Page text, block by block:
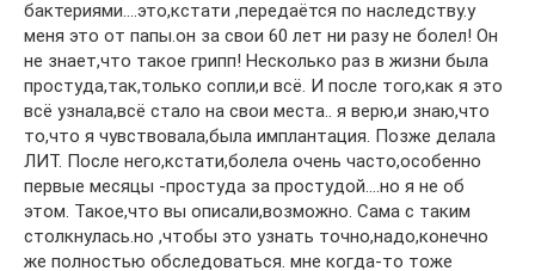
бактериями….это,кстати ,передаётся по наследству.у
меня это от папы.он за свои 60 лет ни разу не болел! Он
не знает,что такое грипп! Несколько раз в жизни была
простуда,так,только сопли,и всё. И после того,как я это
всё узнала,всё стало на свои места.. я верю,и знаю,что
то,что я чувствовала,была имплантация. Позже делала
ЛИТ. После него,кстати,болела очень часто,особенно
первые месяцы -простуда за простудой….но я не об
этом. Такое,что вы описали,возможно. Сама с таким
столкнулась.но ,чтобы это узнать точно,надо,конечно
же полностью обследоваться. мне когда-то тоже